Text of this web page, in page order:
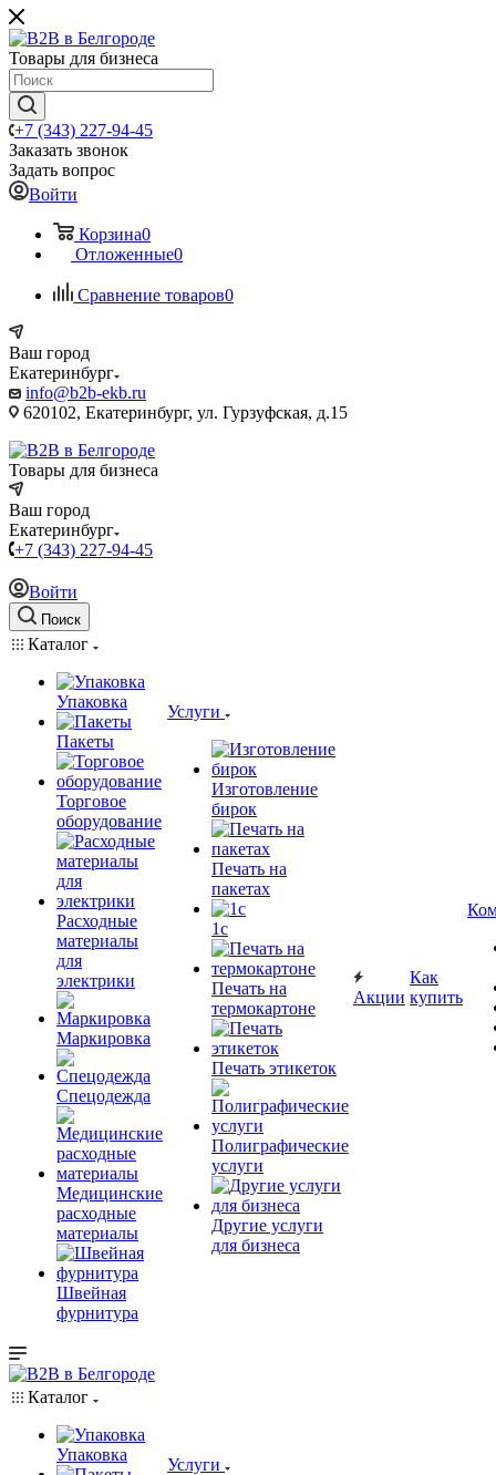
Товары для бизнеса
+7 (343) 227-94-45
Заказать звонок
Задать вопрос
Войти
Корзина0
Отложенные0
Сравнение товаров0
Ваш город
Екатеринбург
info@b2b-ekb.ru
620102, Екатеринбург, ул. Гурзуфская, д.15
Товары для бизнеса
Ваш город
Екатеринбург
+7 (343) 227-94-45
Войти
Поиск
Каталог
Упаковка
Пакеты
Торговое
оборудование
Расходные
материалы
для
электрики
Маркировка
Спецодежда
Медицинские
расходные
материалы
Швейная
фурнитура
Услуги
Изготовление
бирок
Печать на
пакетах
1c
Печать на
термокартоне
Печать этикеток
Полиграфические
услуги
Другие услуги
для бизнеса
Акции
Как
купить
Каталог
Упаковка
Услуги